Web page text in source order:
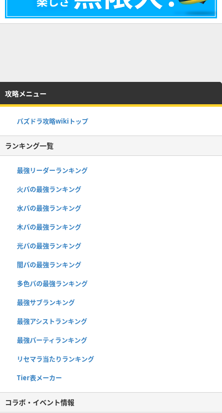
攻略メニュー
パズドラ攻略wikiトップ
ランキング一覧
最強リーダーランキング
火パの最強ランキング
水パの最強ランキング
木パの最強ランキング
光パの最強ランキング
闇パの最強ランキング
多色パの最強ランキング
最強サブランキング
最強アシストランキング
最強パーティランキング
リセマラ当たりランキング
Tier表メーカー
コラボ・イベント情報